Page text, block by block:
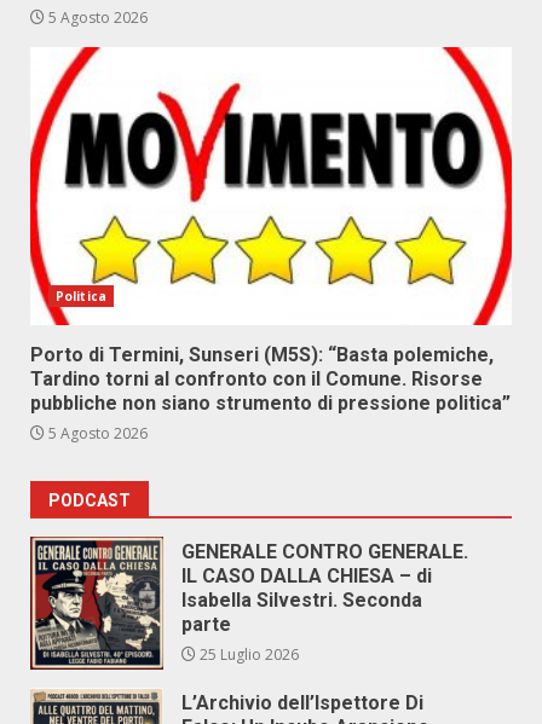
5 Agosto 2026
Politica
Porto di Termini, Sunseri (M5S): “Basta polemiche,
Tardino torni al confronto con il Comune. Risorse
pubbliche non siano strumento di pressione politica”
5 Agosto 2026
PODCAST
GENERALE CONTRO GENERALE.
IL CASO DALLA CHIESA – di
Isabella Silvestri. Seconda
parte
25 Luglio 2026
L’Archivio dell’Ispettore Di